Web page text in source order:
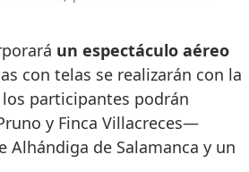
un espectáculo aéreo
con telas se realizarán con la
participantes podrán
y Finca Villacreces—
Alhándiga de Salamanca y un